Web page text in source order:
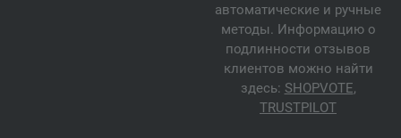
автоматические и ручные
методы. Информацию о
подлинности отзывов
клиентов можно найти
здесь: SHOPVOTE,
TRUSTPILOT